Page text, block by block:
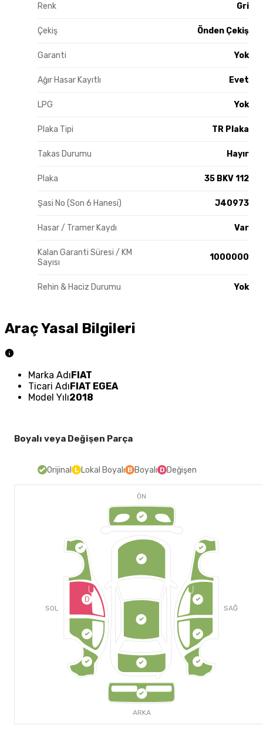
Renk Gri
Çekiş Önden Çekiş
Garanti Yok
Ağır Hasar Kayıtlı Evet
LPG Yok
Plaka Tipi TR Plaka
Takas Durumu Hayır
Plaka 35 BKV 112
Şasi No (Son 6 Hanesi) J40973
Hasar / Tramer Kaydı Var
Kalan Garanti Süresi / KM
Sayısı
1000000
Rehin & Haciz Durumu Yok
Araç Yasal Bilgileri
Marka AdıFIAT
Ticari AdıFIAT EGEA
Model Yılı2018
Boyalı veya Değişen Parça
Orijinal L Lokal Boyalı B Boyalı D Değişen
ÖN
SOL
D
SAĞ
ARKA